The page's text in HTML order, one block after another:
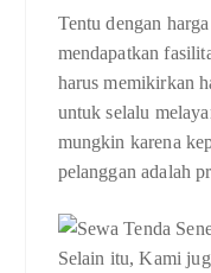
Tentu dengan
mendapatkan
harus memikirkan
untuk selalu
mungkin karena
pelanggan adalah
Selain itu, Kami